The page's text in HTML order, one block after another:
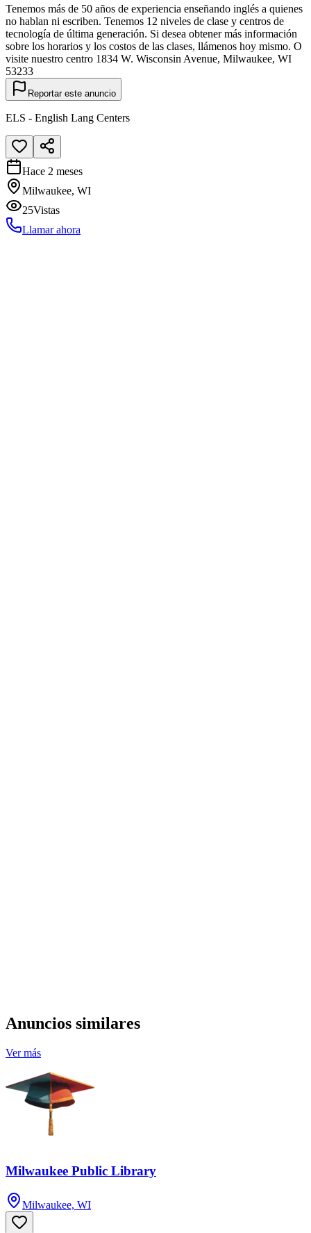
Tenemos más de 50 años de experiencia enseñando inglés a quienes
no hablan ni escriben. Tenemos 12 niveles de clase y centros de
tecnología de última generación. Si desea obtener más información
sobre los horarios y los costos de las clases, llámenos hoy mismo. O
visite nuestro centro 1834 W. Wisconsin Avenue, Milwaukee, WI
53233
Reportar este anuncio
ELS - English Lang Centers
Hace 2 meses
Milwaukee, WI
25Vistas
Llamar ahora
Anuncios similares
Ver más
Milwaukee Public Library
Milwaukee, WI